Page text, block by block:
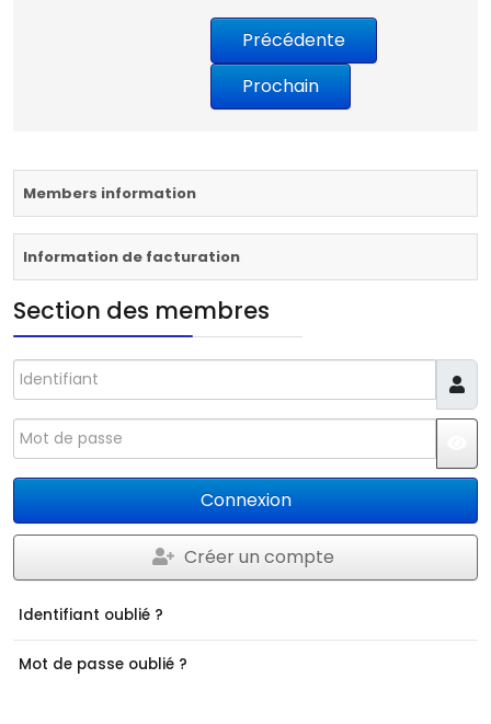
Members information
Information de facturation
Section des membres
Identifiant
Mot de passe
Connexion
Créer un compte
Identifiant oublié ?
Mot de passe oublié ?